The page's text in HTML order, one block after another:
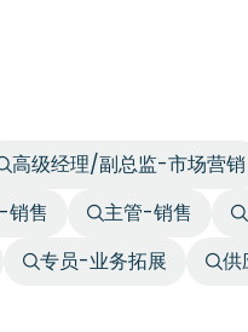
高级经理/副总监-市场营销
销售 主管-销售
专员-业务拓展 供